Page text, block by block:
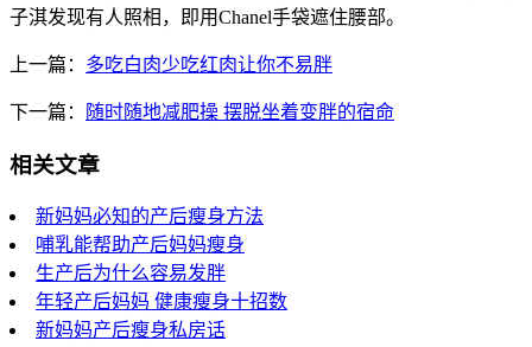
子淇发现有人照相，即用Chanel手袋遮住腰部。
上一篇： 多吃白肉少吃红肉让你不易胖
下一篇： 随时随地减肥操 摆脱坐着变胖的宿命
相关文章
新妈妈必知的产后瘦身方法
哺乳能帮助产后妈妈瘦身
生产后为什么容易发胖
年轻产后妈妈 健康瘦身十招数
新妈妈产后瘦身私房话